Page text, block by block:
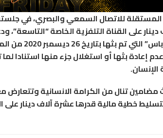
على القناة التلفزية الخاصة
من حلقة
إعادة بثها أو استغلال جزء منها
تنال من الكرامة الانسانية وتتعارض
خطية مالية قدرها عشرة آلاف دينار